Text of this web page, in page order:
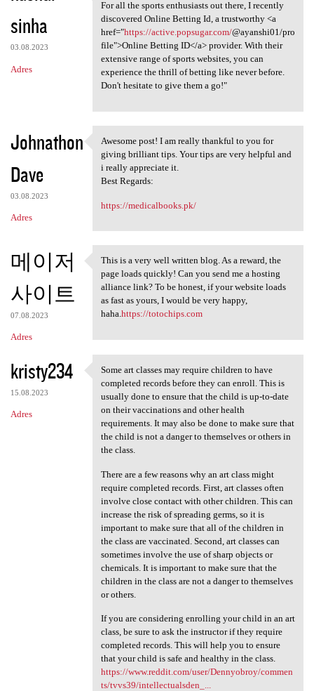
sinha
03.08.2023
Adres
For all the sports enthusiasts out there, I recently
discovered Online Betting Id, a trustworthy <a
href="https://active.popsugar.com/@ayanshi01/pro
file">Online Betting ID</a> provider. With their
extensive range of sports websites, you can
experience the thrill of betting like never before.
Don't hesitate to give them a go!"
Johnathon
Dave
03.08.2023
Adres
Awesome post! I am really
Awesome post! I am really thankful to you for
giving brilliant tips. Your tips are very helpful and
i really appreciate it.
Best Regards:
https://medicalbooks.pk/
메이저
사이트
07.08.2023
Adres
This is a very well written
This is a very well written blog. As a reward, the
page loads quickly! Can you send me a hosting
alliance link? To be honest, if your website loads
as fast as yours, I would be very happy,
haha.https://totochips.com
kristy234
15.08.2023
Adres
Some art classes may require
Some art classes may require children to have
completed records before they can enroll. This is
usually done to ensure that the child is up-to-date
on their vaccinations and other health
requirements. It may also be done to make sure that
the child is not a danger to themselves or others in
the class.
There are a few reasons why an art class might
require completed records. First, art classes often
involve close contact with other children. This can
increase the risk of spreading germs, so it is
important to make sure that all of the children in
the class are vaccinated. Second, art classes can
sometimes involve the use of sharp objects or
chemicals. It is important to make sure that the
children in the class are not a danger to themselves
or others.
If you are considering enrolling your child in an art
class, be sure to ask the instructor if they require
completed records. This will help you to ensure
that your child is safe and healthy in the class.
https://www.reddit.com/user/Dennyobroy/commen
ts/tvvs39/intellectualsden_...